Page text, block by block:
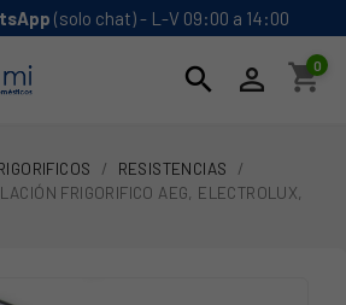
(solo chat) - L-V 09:00 a 14:00
search  shopping_cart
0
RESISTENCIAS
FRIGORIFICO AEG, ELECTROLUX,